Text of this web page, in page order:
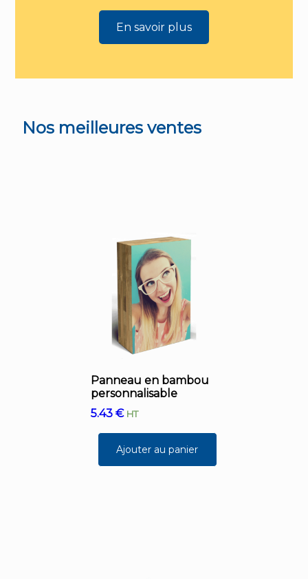
En savoir plus
Nos meilleures ventes
Panneau en bambou
personnalisable
5.43€ HT
Ajouter au panier